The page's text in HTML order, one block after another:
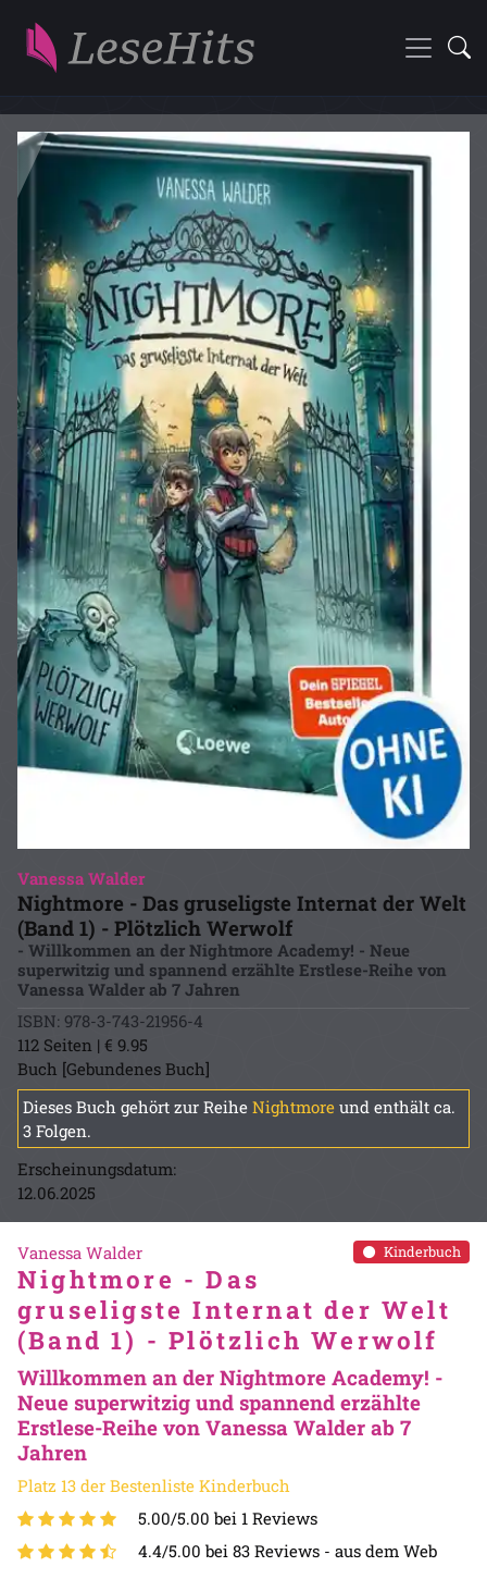
Vanessa Walder
Nightmore - Das gruseligste Internat der Welt
(Band 1) - Plötzlich Werwolf
- Willkommen an der Nightmore Academy! - Neue
superwitzig und spannend erzählte Erstlese-Reihe von
Vanessa Walder ab 7 Jahren
ISBN: 978-3-743-21956-4
112 Seiten | € 9.95
Buch [Gebundenes Buch]
Dieses Buch gehört zur Reihe Nightmore und enthält ca.
3 Folgen.
Erscheinungsdatum:
12.06.2025
Kinderbuch
Vanessa Walder
Nightmore - Das
gruseligste Internat der Welt
(Band 1) - Plötzlich Werwolf
Willkommen an der Nightmore Academy! -
Neue superwitzig und spannend erzählte
Erstlese-Reihe von Vanessa Walder ab 7
Jahren
Platz 13 der Bestenliste Kinderbuch
5.00/5.00 bei 1 Reviews
4.4/5.00 bei 83 Reviews - aus dem Web